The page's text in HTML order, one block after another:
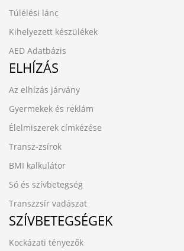
Túlélési lánc
Kihelyezett készülékek
AED Adatbázis
ELHÍZÁS
Az elhízás járvány
Gyermekek és reklám
Élelmiszerek címkézése
Transz-zsírok
BMI kalkulátor
Só és szívbetegség
Transzzsír vadászat
SZÍVBETEGSÉGEK
Kockázati tényezők